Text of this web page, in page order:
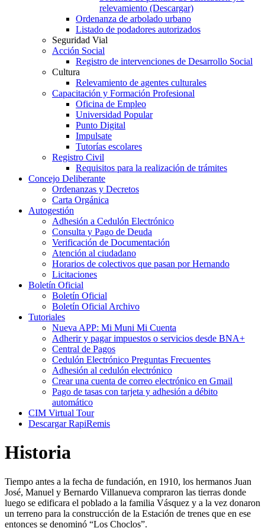
relevamiento (Descargar)
Ordenanza de arbolado urbano
Listado de podadores autorizados
Seguridad Vial
Acción Social
Registro de intervenciones de Desarrollo Social
Cultura
Relevamiento de agentes culturales
Capacitación y Formación Profesional
Oficina de Empleo
Universidad Popular
Punto Digital
Impulsate
Tutorías escolares
Registro Civil
Requisitos para la realización de trámites
Concejo Deliberante
Ordenanzas y Decretos
Carta Orgánica
Autogestión
Adhesión a Cedulón Electrónico
Consulta y Pago de Deuda
Verificación de Documentación
Atención al ciudadano
Horarios de colectivos que pasan por Hernando
Licitaciones
Boletín Oficial
Boletín Oficial
Boletín Oficial Archivo
Tutoriales
Nueva APP: Mi Muni Mi Cuenta
Adherir y pagar impuestos o servicios desde BNA+
Central de Pagos
Cedulón Electrónico Preguntas Frecuentes
Adhesión al cedulón electrónico
Crear una cuenta de correo electrónico en Gmail
Pago de tasas con tarjeta y adhesión a débito
automático
CIM Virtual Tour
Descargar RapiRemis
Historia
Tiempo antes a la fecha de fundación, en 1910, los hermanos Juan
José, Manuel y Bernardo Villanueva compraron las tierras donde
luego se edificara el poblado a la familia Vásquez y a la vez donaron
un terreno para la construcción de la Estación de trenes que en ese
entonces se denominó “Los Choclos”.